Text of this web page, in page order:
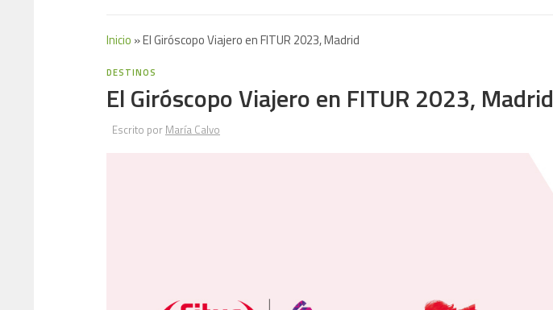
Inicio »El Giróscopo Viajero en FITUR 2023, Madrid
DESTINOS
El Giróscopo Viajero en FITUR 2023, Madrid
Escrito por María Calvo